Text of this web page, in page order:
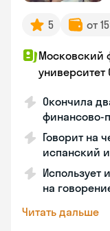
5 от
Московский
университет
Окончила
Говорит на
испанский
Использует
на
Читать дальше